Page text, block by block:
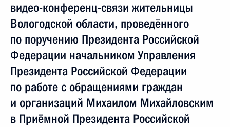
видео-конференц-связи жительницы
Вологодской области, проведённого
по поручению Президента Российской
Федерации начальником Управления
Президента Российской Федерации
по работе с обращениями граждан
и организаций Михаилом Михайловским
в Приёмной Президента Российской